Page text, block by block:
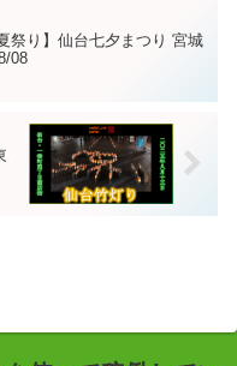
祭り】仙台七夕まつり 宮城
08